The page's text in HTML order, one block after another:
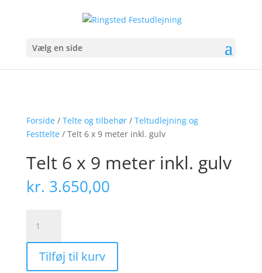
Vælg en side
Forside/ Telte og tilbehør/ Teltudlejning og
Festtelte/ Telt 6 x 9 meter inkl. gulv
Telt 6 x 9 meter inkl. gulv
kr. 3.650,00
x
meter
Tilføj til kurv